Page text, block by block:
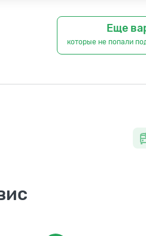
Еще
которые не попали